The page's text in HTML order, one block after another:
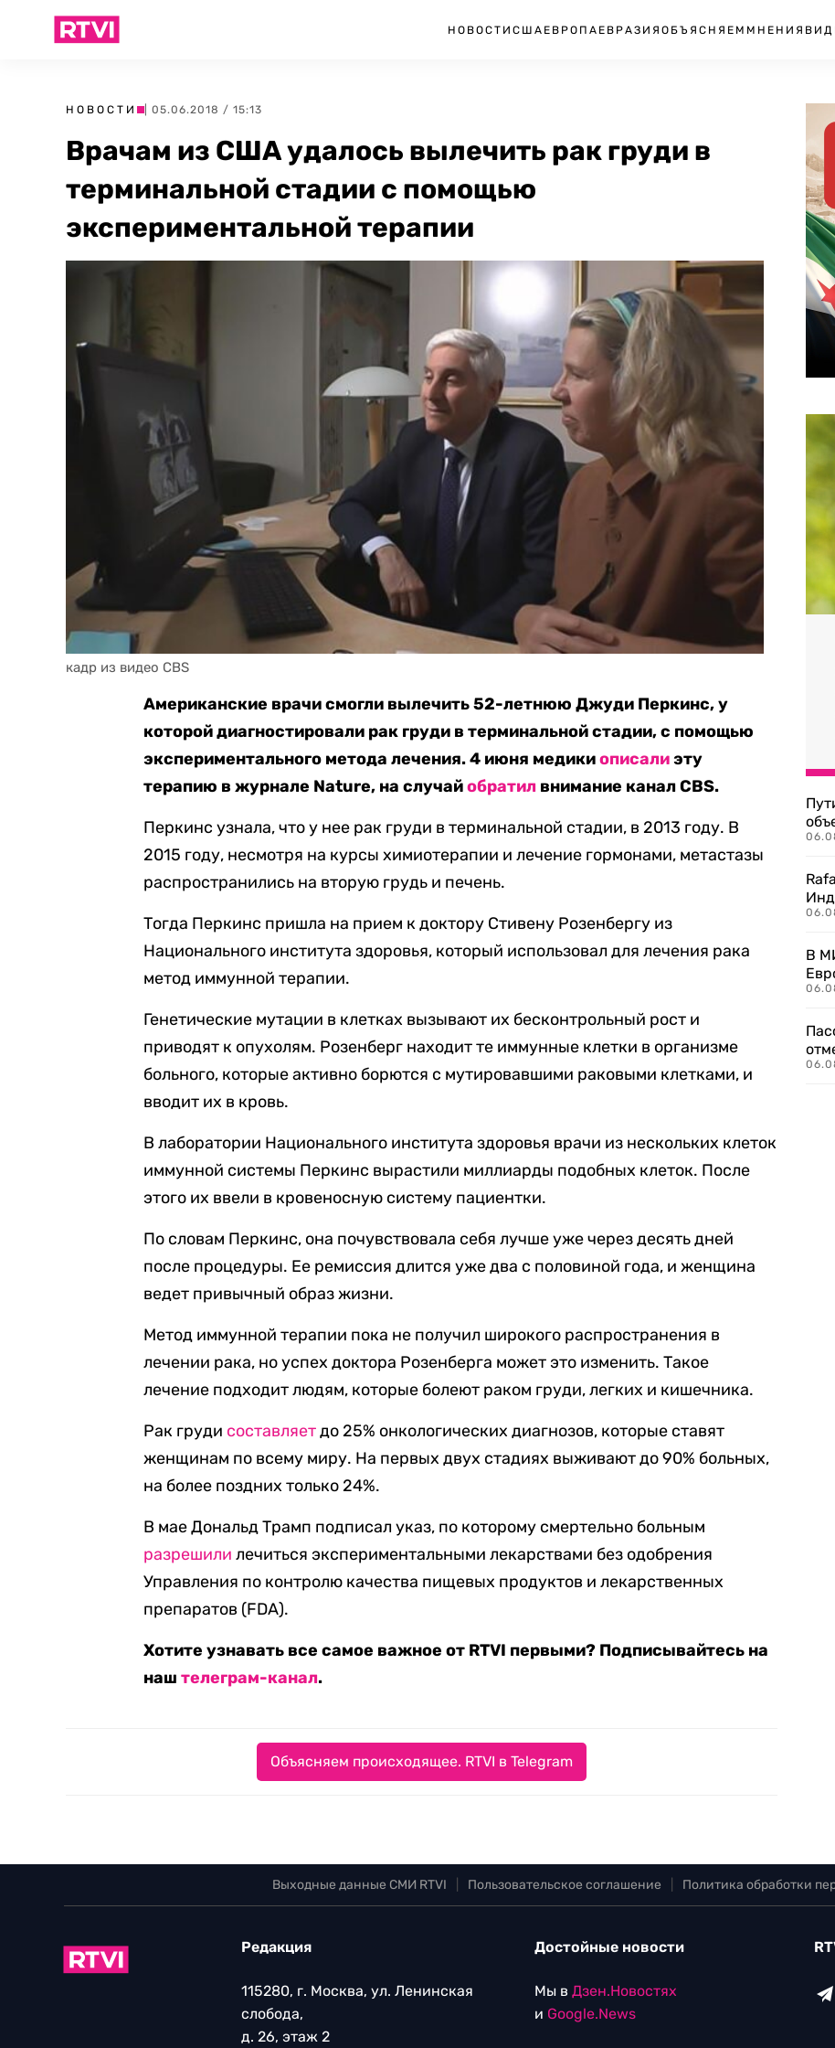
НОВОСТИ США ЕВРОПА ЕВРАЗИЯ ОБЪЯСНЯЕМ МНЕНИЯ
НОВОСТИ | 05.06.2018 / 15:13
Врачам из США удалось вылечить рак груди в
терминальной стадии с помощью
экспериментальной терапии
кадр из видео CBS
Американские врачи смогли вылечить 52-летнюю Джуди Перкинс, у
которой диагностировали рак груди в терминальной стадии, с помощью
экспериментального метода лечения. 4 июня медикиописалиэту
терапию в журнале Nature, на случайобратил внимание канал CBS.
Перкинс узнала, что у нее рак груди в терминальной стадии, в 2013 году. В
2015 году, несмотря на курсы химиотерапии и лечение гормонами, метастазы
распространились на вторую грудь и печень.
Тогда Перкинс пришла на прием к доктору Стивену Розенбергу из
Национального института здоровья, который использовал для лечения рака
метод иммунной терапии.
Генетические мутации в клетках вызывают их бесконтрольный рост и
приводят к опухолям. Розенберг находит те иммунные клетки в организме
больного, которые активно борются с мутировавшими раковыми клетками, и
вводит их в кровь.
В лаборатории Национального института здоровья врачи из нескольких клеток
иммунной системы Перкинс вырастили миллиарды подобных клеток. После
этого их ввели в кровеносную систему пациентки.
По словам Перкинс, она почувствовала себя лучше уже через десять дней
после процедуры. Ее ремиссия длится уже два с половиной года, и женщина
ведет привычный образ жизни.
Метод иммунной терапии пока не получил широкого распространения в
лечении рака, но успех доктора Розенберга может это изменить. Такое
лечение подходит людям, которые болеют раком груди, легких и кишечника.
Рак груди составляетдо 25% онкологических диагнозов, которые ставят
женщинам по всему миру. На первых двух стадиях выживают до 90% больных,
на более поздних только 24%.
В мае Дональд Трамп подписал указ, по которому смертельно больным
разрешили лечиться экспериментальными лекарствами без одобрения
Управления по контролю качества пищевых продуктов и лекарственных
препаратов (FDA).
Хотите узнавать все самое важное от RTVI первыми? Подписывайтесь на
наштелеграм-канал.
Объясняем происходящее. RTVI в Telegram
В
Выходные данные СМИ RTVI Пользовательское соглашение Политика обработки
Редакция
115280, г. Москва, ул. Ленинская
слобода,
д. 26, этаж 2
Достойные новости
Мы в Дзен.Новостях
и Google.News